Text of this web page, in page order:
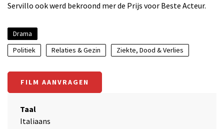
Servillo ook werd bekroond mer de Prijs voor Beste Acteur.
Drama
Politiek
Relaties & Gezin Ziekte, Dood & Verlies
FILM AANVRAGEN
Taal
Italiaans